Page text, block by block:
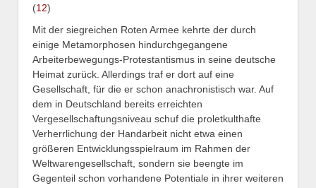
(12)
Mit der siegreichen Roten Armee kehrte der durch
einige Metamorphosen hindurchgegangene
Arbeiterbewegungs-Protestantismus in seine deutsche
Heimat zurück. Allerdings traf er dort auf eine
Gesellschaft, für die er schon anachronistisch war. Auf
dem in Deutschland bereits erreichten
Vergesellschaftungsniveau schuf die proletkulthafte
Verherrlichung der Handarbeit nicht etwa einen
größeren Entwicklungsspielraum im Rahmen der
Weltwarengesellschaft, sondern sie beengte im
Gegenteil schon vorhandene Potentiale in ihrer weiteren